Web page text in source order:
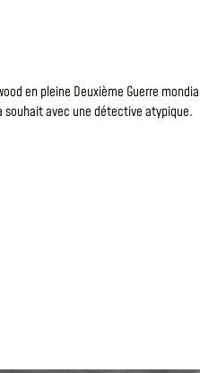
en pleine Deuxième Guerre
souhait avec une détective atypique.